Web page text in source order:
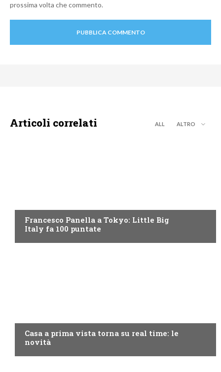
prossima volta che commento.
Articoli correlati ALL ALTRO
Francesco Panella a Tokyo: Little Big
Italy fa 100 puntate
Casa a prima vista torna su real time: le
novità